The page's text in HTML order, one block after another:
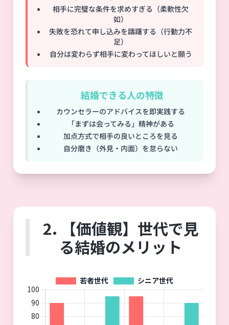
相手に完璧な条件を求めすぎる（柔軟性欠
如）
失敗を恐れて申し込みを躊躇する（行動力不
足）
自分は変わらず相手に変わってほしいと願う
⭕ 結婚できる人の特徴
カウンセラーのアドバイスを即実践する
「まずは会ってみる」精神がある
加点方式で相手の良いところを見る
自分磨き（外見・内面）を怠らない
2. 【価値観】世代で見
る結婚のメリット